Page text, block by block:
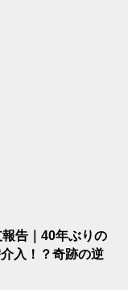
報告｜40年ぶりの
入！？奇跡の逆